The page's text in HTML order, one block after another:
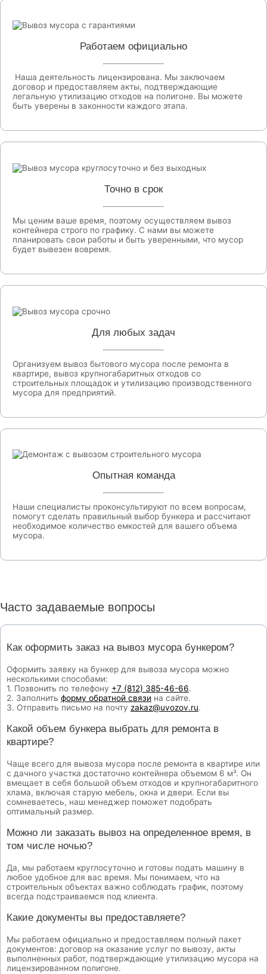
Работаем официально
Наша деятельность лицензирована. Мы заключаем
договор и предоставляем акты, подтверждающие
легальную утилизацию отходов на полигоне. Вы можете
быть уверены в законности каждого этапа.
Точно в срок
Мы ценим ваше время, поэтому осуществляем вывоз
контейнера строго по графику. С нами вы можете
планировать свои работы и быть уверенными, что мусор
будет вывезен вовремя.
Для любых задач
Организуем вывоз бытового мусора после ремонта в
квартире, вывоз крупногабаритных отходов со
строительных площадок и утилизацию производственного
мусора для предприятий.
Опытная команда
Наши специалисты проконсультируют по всем вопросам,
помогут сделать правильный выбор бункера и рассчитают
необходимое количество емкостей для вашего объема
мусора.
Часто задаваемые вопросы
Как оформить заказ на вывоз мусора бункером?
Оформить заявку на бункер для вывоза мусора можно
несколькими способами:
1. Позвонить по телефону +7 (812) 385-46-66.
2. Заполнить форму обратной связи на сайте.
3. Отправить письмо на почту zakaz@uvozov.ru.
Какой объем бункера выбрать для ремонта в
квартире?
Чаще всего для вывоза мусора после ремонта в квартире или
с дачного участка достаточно контейнера объемом 6 м³. Он
вмещает в себя большой объем отходов и крупногабаритного
хлама, включая старую мебель, окна и двери. Если вы
сомневаетесь, наш менеджер поможет подобрать
оптимальный размер.
Можно ли заказать вывоз на определенное время, в
том числе ночью?
Да, мы работаем круглосуточно и готовы подать машину в
любое удобное для вас время. Мы понимаем, что на
строительных объектах важно соблюдать график, поэтому
всегда подстраиваемся под клиента.
Какие документы вы предоставляете?
Мы работаем официально и предоставляем полный пакет
документов: договор на оказание услуг по вывозу, акты
выполненных работ, подтверждающие утилизацию мусора на
лицензированном полигоне.